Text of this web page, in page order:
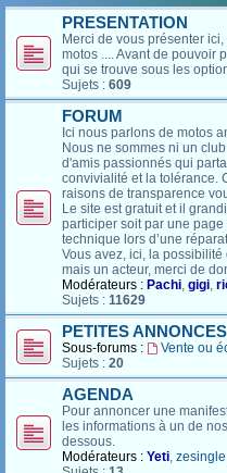
PRESENTATION
Merci de vous présenter
motos .... Avant de pouvoir
qui se trouve sous les
Sujets : 609
FORUM
Ici nous parlons de motos
Nous ne sommes ni un
d'amis passionnés qui
convivialité et la tolérance.
raisons de transparence
Le site est gratuit et il
participer soit par une
technique lors d’une
Vous avez, ici, la
mais un acteur, merci de
Modérateurs : Pachi, gigi,
Sujets : 11629
PETITES ANNONCES
Sous-forums : Vente ou
Sujets : 20
AGENDA
Pour annoncer une
les informations à un de
dessous.
Modérateurs : Yeti, zesingle